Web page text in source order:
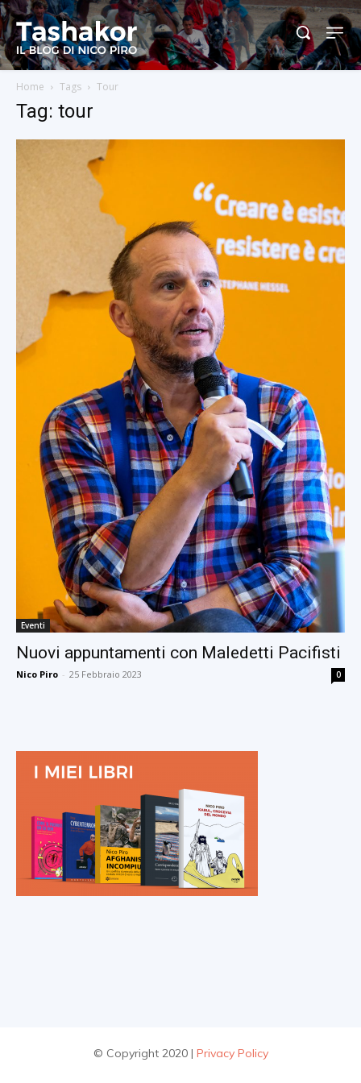
Home Tags Tour
Tag: tour
Eventi
Nuovi appuntamenti con Maledetti Pacifisti
Nico Piro - 25 Febbraio 2023 0
© Copyright 2020 | Privacy Policy